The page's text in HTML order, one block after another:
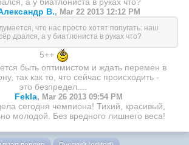
В., Mar 22 2013 12:12 PM
что нас просто хотят попугать: наш
дрался, а у биатлониста в руках что?
5++
быть оптимистом и ждать перемен в
так как то, что сейчас происходить -
это безпредел....
Fekla, Mar 26 2013 09:54 PM
сегодня чемпиона! Тихий, красивый,
молодой. Без вредного лишнего веса!